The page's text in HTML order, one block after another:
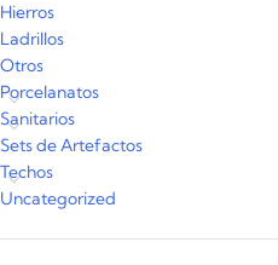
Hierros
Ladrillos
Otros
Porcelanatos
Sanitarios
Sets de Artefactos
Techos
Uncategorized